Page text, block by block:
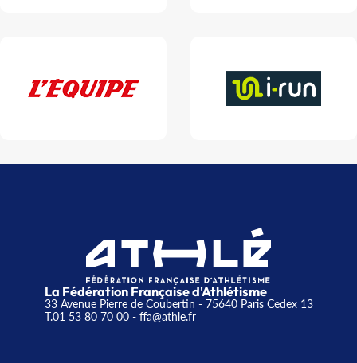
La Fédération Française d'Athlétisme
33 Avenue Pierre de Coubertin - 75640 Paris Cedex 13
T.01 53 80 70 00- ffa@athle.fr